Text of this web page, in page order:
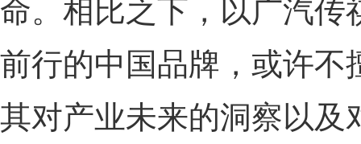
命。相比之下，以广汽传
前行的中国品牌，或许不
其对产业未来的洞察以及